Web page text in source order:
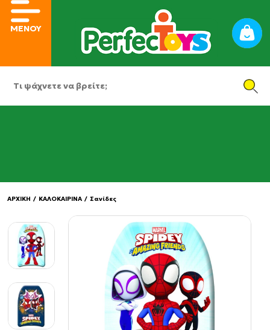
ΜΕΝΟΥ
ΑΡΧΙΚΗ / ΚΑΛΟΚΑΙΡΙΝΑ / Σανίδες